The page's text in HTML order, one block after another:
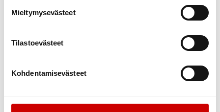
Mieltymysevästeet
Tilastoevästeet
Kohdentamisevästeet
Sirkka valmistautuu